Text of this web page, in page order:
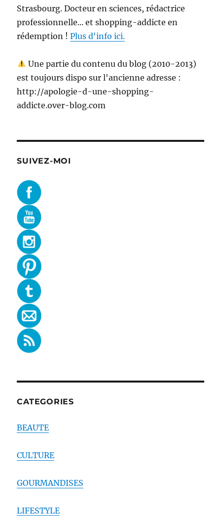
Strasbourg. Docteur en sciences, rédactrice
professionnelle... et shopping-addicte en
rédemption !Plus d'info ici.
Une partie du contenu du blog (2010-2013)
est toujours dispo sur l'ancienne adresse :
http://apologie-d-une-shopping-
addicte.over-blog.com
SUIVEZ-MOI
CATEGORIES
BEAUTE
CULTURE
GOURMANDISES
LIFESTYLE